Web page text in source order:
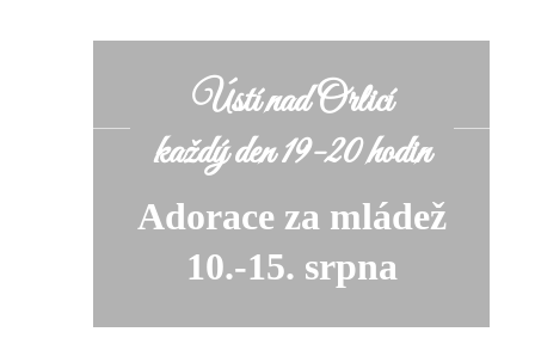
Ústí nad Orlicí
každý den 19-20 hodin
Adorace za mládež
10.-15. srpna